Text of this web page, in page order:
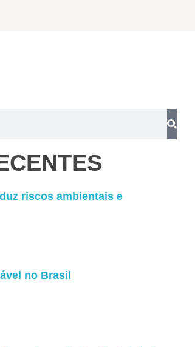
riscos ambientais e
no Brasil